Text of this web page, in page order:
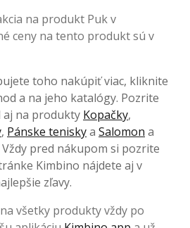
na produkt Puk v
ceny na tento produkt sú v
toho nakúpiť viac, kliknite
a na jeho katalógy. Pozrite
na produkty Kopačky,
, Pánske teniskya Salomon a
pred nákupom si pozrite
Kimbino nájdete aj v
zľavy.
všetky produkty vždy po